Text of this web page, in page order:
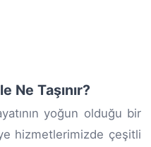
Ne Taşınır?
yoğun olduğu bir
hizmetlerimizde çeşitli